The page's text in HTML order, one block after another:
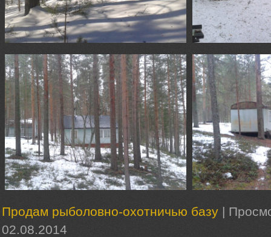
Продам рыболовно-охотничью базу |
02.08.2014